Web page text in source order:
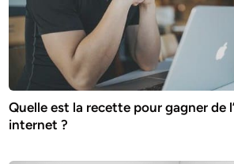
Quelle est la recette pour gagner de
internet ?